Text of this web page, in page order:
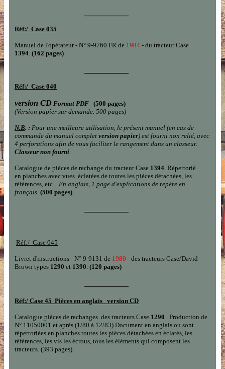
Réf:/ Case 035
Manuel de l'opérateur - N° 9-9760 FR de 1984 - du tracteur Case
1394. (162 pages)
Réf:/ Case 040
version CD Format PDF (500 pages)
(Version papier sur demande. 500 pages)
N.B. : Pour une meilleure utilisation, le présent manuel (en cas de
commande du manuel complet version papier) est fourni non relié, avec
4 perforations afin de vous faciliter le rangement dans un classeur.
Classeur non fourni.
Catalogue de pièces de rechange du tracteur Case 1394. Répertorié
en planches avec vues éclatées de toutes les pièces détachées, les
références, etc... En anglais, 1 page d'explications de repère en
français. (500 pages)
Réf:/ Case 045
Livret d'instructions - N° 9-9131 de 1980 - des tracteurs Case/David
Brown types 1290 et 1390. (120 pages)
Réf:/ Case 45 Pièces en anglais version CD
Catalogue pièces de rechanges des tracteurs Case 1290. Production de
N° 11050001 et après (1/80 à 12/83) Document en anglais ou sont
répertoriées en planches toutes les pièces détachées en éclatés, les
références, les vis les écrous, tous les éléments qui composent les
tracteurs. (393 pages)